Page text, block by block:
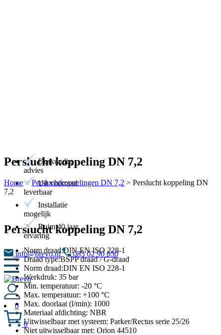
Deskundig
advies
Uit voorraad
leverbaar
Installatie
mogelijk
Ruim 40 jaar
ervaring
info@brevo.nl 085 02 90 650
0
0
Perslucht koppeling DN 7,2
Home>Persluchtkoppelingen DN 7,2 > Perslucht koppeling DN
7,2
Perslucht koppeling DN 7,2
Norm draad:DIN EN ISO 228-1
Draad type:BSPP draad / G-draad
Norm draad:DIN EN ISO 228-1
Werkdruk: 35 bar
Min. temperatuur: -20 °C
Max. temperatuur: +100 °C
Max. doorlaat (l/min): 1000
Materiaal afdichting: NBR
Uitwisselbaar met systeem: Parker/Rectus serie 25/26
Niet uitwisselbaar met: Orion 44510